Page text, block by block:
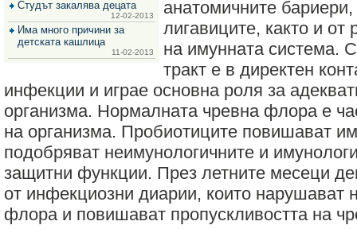
Студът закалява децата
12-02-2013
Има много причини за
детската кашлица
11-02-2013
анатомичните
лигавиците, както и от
на имунната система.
тракт е в директен
инфекции и играе основна роля за
организма. Нормалната чревна флора е
на организма. Пробиотиците повишават
подобряват неимунологичните и
защитни функции. През летните месеци
от инфекциозни диарии, които нарушават
флора и повишават пропускливостта на